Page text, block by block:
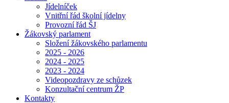
Jídelníček
Vnitřní řád školní jídelny
Provozní řád ŠJ
Žákovský parlament
Složení žákovského parlamentu
2025 - 2026
2024 - 2025
2023 - 2024
Videopozdravy ze schůzek
Konzultační centrum ŽP
Kontakty